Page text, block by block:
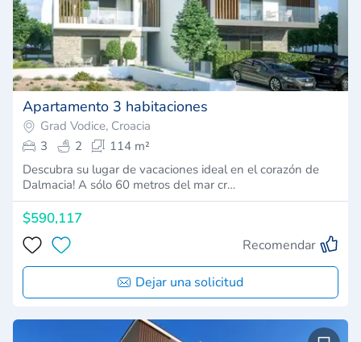
Apartamento 3 habitaciones
Grad Vodice, Croacia
3
2
114 m²
Descubra su lugar de vacaciones ideal en el corazón de
Dalmacia! A sólo 60 metros del mar cr…
$590,117
Recomendar
Dejar una solicitud